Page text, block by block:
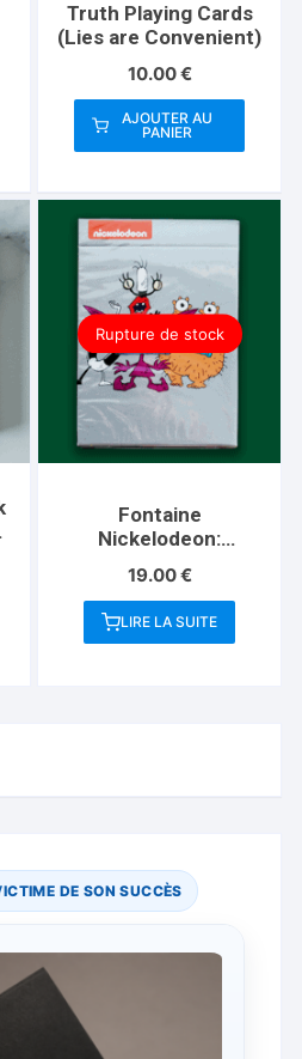
Truth Playing Cards
(Lies are Convenient)
10.00€
AJOUTER AU
PANIER
Rupture de stock
Fontaine
Nickelodeon:
Monsters Playing
Cards
19.00€
LIRE LA SUITE
DE SON SUCCÈS